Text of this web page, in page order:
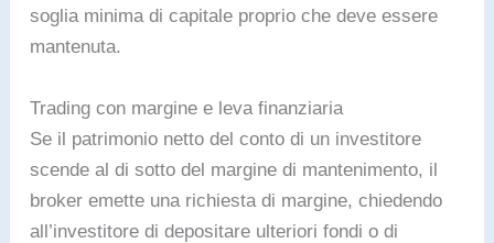
soglia minima di capitale proprio che deve essere
mantenuta.
Trading con margine e leva finanziaria
Se il patrimonio netto del conto di un investitore
scende al di sotto del margine di mantenimento, il
broker emette una richiesta di margine, chiedendo
all’investitore di depositare ulteriori fondi o di